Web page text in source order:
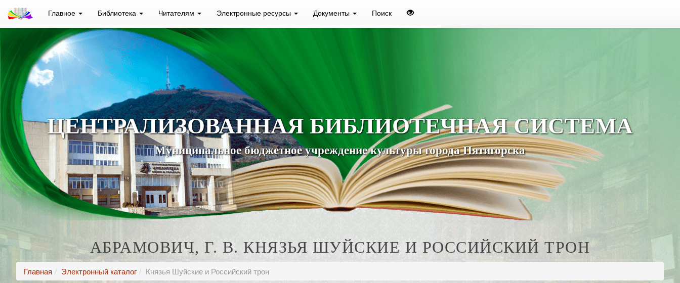
Главное Библиотека Читателям Электронные ресурсы Документы Поиск
ЦЕНТРАЛИЗОВАННАЯ БИБЛИОТЕЧНАЯ СИСТЕМА
Муниципальное бюджетное учреждение культуры города Пятигорска
АБРАМОВИЧ, Г. В. КНЯЗЬЯ ШУЙСКИЕ И РОССИЙСКИЙ ТРОН
Главная Электронный каталог Князья Шуйские и Российский трон